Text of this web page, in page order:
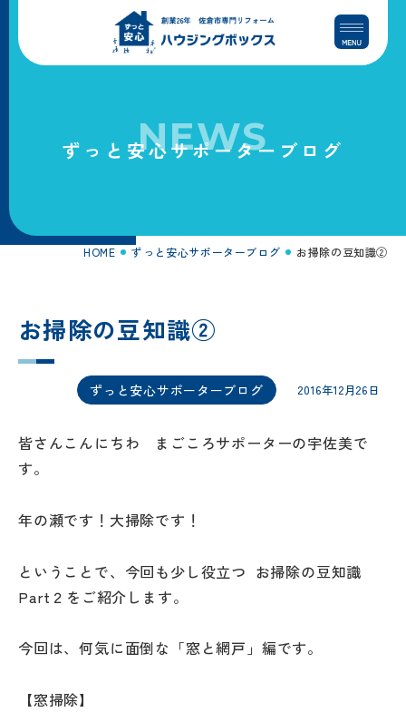
プ
動
ずっと安心サポーターブログ
NEWS
HOME ずっと安心サポーターブログ お掃除の豆知識②
お掃除の豆知識②
ずっと安心サポーターブログ 2016年12月26日
皆さんこんにちわ まごころサポーターの宇佐美で
す。
年の瀬です！大掃除です！
ということで、今回も少し役立つ お掃除の豆知識
Part２をご紹介します。
今回は、何気に面倒な「窓と網戸」編です。
【窓掃除】